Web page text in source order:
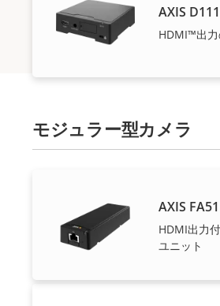
AXIS
HDMI™出
モジュラー型カメラ
AXIS
HDMI出力
ユニット
Axisソリューシ